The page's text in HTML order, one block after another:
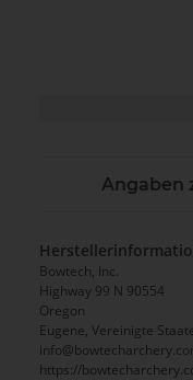
Angaben
Bowtech, Inc.
Highway 99 N 90554
Oregon
Eugene, Vereinigte
https://